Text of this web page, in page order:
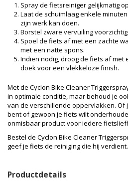
Spray de fietsreiniger gelijkmatig
Laat de schuimlaag enkele
zijn werk kan doen.
Borstel zware vervuiling
Spoel de fiets af met een zachte
met een natte spons.
Indien nodig, droog de fiets af met
doek voor een vlekkeloze finish.
Met de Cyclon Bike Cleaner
in optimale conditie, maar behoud je
van de verschillende oppervlakken.
bent of gewoon je fiets wilt
onmisbaar product voor iedere
Bestel de Cyclon Bike Cleaner
geef je fiets de reiniging die hij verdient.
Productdetails